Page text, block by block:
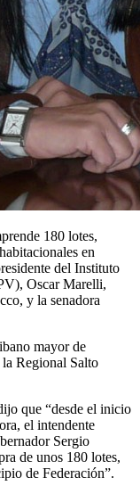
180 lotes,
en
del Instituto
Oscar Marelli,
y la senadora
mayor de
Regional Salto
que “desde el inicio
el intendente
Sergio
de unos 180 lotes,
de Federación”.